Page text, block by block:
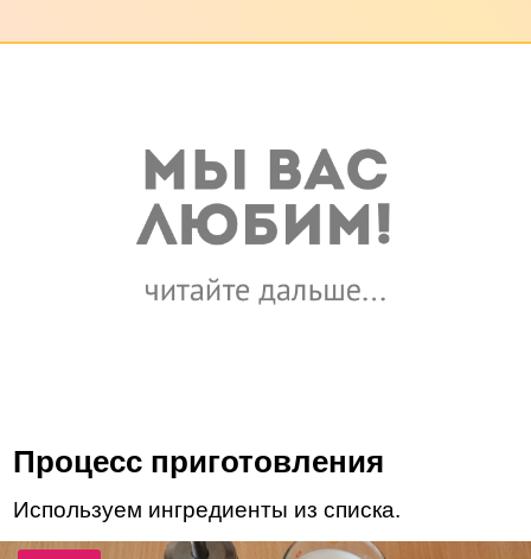
Процесс приготовления
Используем ингредиенты из списка.